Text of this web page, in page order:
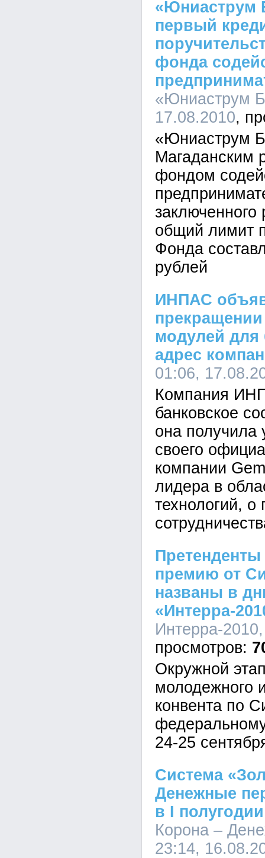
«Юниаструм
первый
фонда
«Юниаструм
17.08.2010
«Юниаструм
Магаданским
фондом
общий лимит
Фонда
рублей
ИНПАС
модулей для
адрес
01:06,
Компания
банковское
она получила
своего
компании
лидера в
технологий, о
премию от
названы в
«Интерра-
Интерра-
Окружной
молодежного
конвента по
24-25
Система
Денежные
в I
Корона –
23:14,